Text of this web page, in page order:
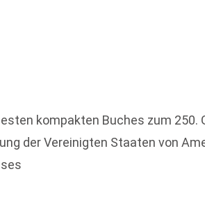
kompakten Buches zum 250.
der Vereinigten Staaten von